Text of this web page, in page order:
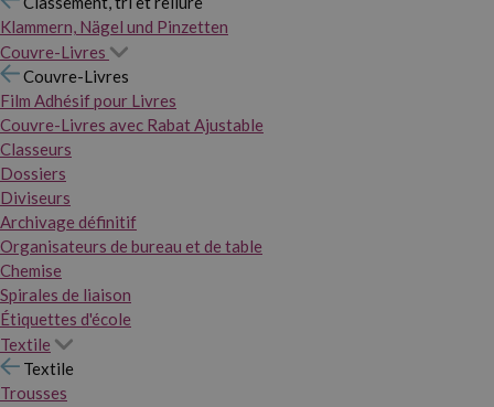
Klammern, Nägel und Pinzetten
Couvre-Livres
Couvre-Livres
Film Adhésif pour Livres
Couvre-Livres avec Rabat Ajustable
Classeurs
Dossiers
Diviseurs
Archivage définitif
Organisateurs de bureau et de table
Chemise
Spirales de liaison
Étiquettes d'école
Textile
Textile
Trousses